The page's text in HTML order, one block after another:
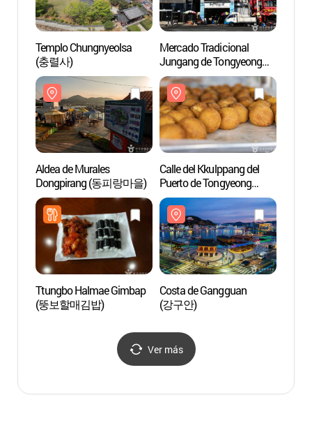
Templo Chungnyeolsa
(충렬사)
Mercado Tradicional
Jungang de Tongyeong
(통영중앙전통시장)
Aldea de Murales
Dongpirang (동피랑마을)
Calle del Kkulppang del
Puerto de Tongyeong
(통영항 꿀빵거리)
Ttungbo Halmae Gimbap
(뚱보할매김밥)
Costa de Gangguan
(강구안)
Ver más